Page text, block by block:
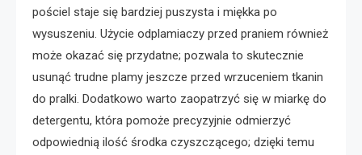
pościel staje się bardziej puszysta i miękka po
wysuszeniu. Użycie odplamiaczy przed praniem również
może okazać się przydatne; pozwala to skutecznie
usunąć trudne plamy jeszcze przed wrzuceniem tkanin
do pralki. Dodatkowo warto zaopatrzyć się w miarkę do
detergentu, która pomoże precyzyjnie odmierzyć
odpowiednią ilość środka czyszczącego; dzięki temu